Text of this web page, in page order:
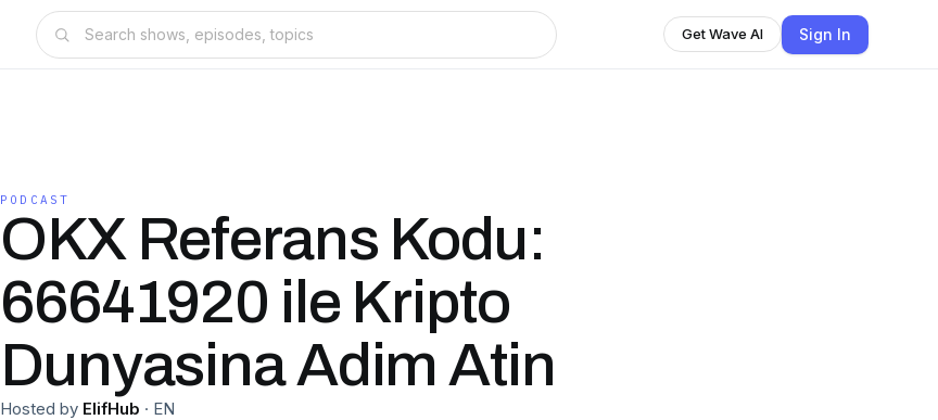
Get Wave AI Sign In
PODCAST
OKX Referans Kodu:
66641920 ile Kripto
Dunyasina Adim Atin
Hosted by ElifHub · EN